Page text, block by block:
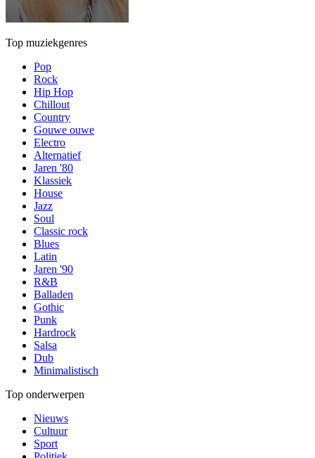
Top muziekgenres
Pop
Rock
Hip Hop
Chillout
Country
Gouwe ouwe
Electro
Alternatief
Jaren '80
Klassiek
House
Jazz
Soul
Classic rock
Blues
Latin
Jaren '90
R&B
Balladen
Gothic
Punk
Hardrock
Salsa
Dub
Minimalistisch
Top onderwerpen
Nieuws
Cultuur
Sport